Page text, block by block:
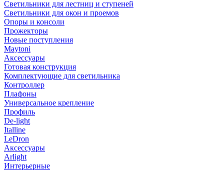
Светильники для лестниц и ступеней
Светильники для окон и проемов
Опоры и консоли
Прожекторы
Новые поступления
Maytoni
Аксессуары
Готовая конструкция
Комплектующие для светильника
Контроллер
Плафоны
Универсальное крепление
Профиль
De-light
Italline
LeDron
Аксессуары
Arlight
Интерьерные